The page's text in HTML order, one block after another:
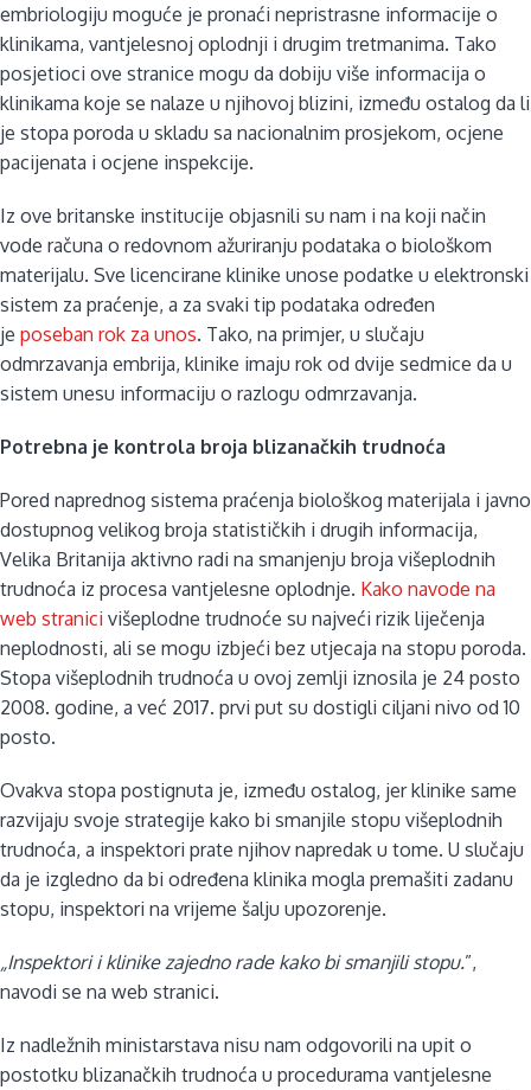
embriologiju moguće je pronaći nepristrasne informacije o
klinikama, vantjelesnoj oplodnji i drugim tretmanima. Tako
posjetioci ove stranice mogu da dobiju više informacija o
klinikama koje se nalaze u njihovoj blizini, između ostalog da li
je stopa poroda u skladu sa nacionalnim prosjekom, ocjene
pacijenata i ocjene inspekcije.
Iz ove britanske institucije objasnili su nam i na koji način
vode računa o redovnom ažuriranju podataka o biološkom
materijalu. Sve licencirane klinike unose podatke u elektronski
sistem za praćenje, a za svaki tip podataka određen
je poseban rok za unos. Tako, na primjer, u slučaju
odmrzavanja embrija, klinike imaju rok od dvije sedmice da u
sistem unesu informaciju o razlogu odmrzavanja.
Potrebna je kontrola broja blizanačkih trudnoća
Pored naprednog sistema praćenja biološkog materijala i javno
dostupnog velikog broja statističkih i drugih informacija,
Velika Britanija aktivno radi na smanjenju broja višeplodnih
trudnoća iz procesa vantjelesne oplodnje. Kako navode na
web stranici višeplodne trudnoće su najveći rizik liječenja
neplodnosti, ali se mogu izbjeći bez utjecaja na stopu poroda.
Stopa višeplodnih trudnoća u ovoj zemlji iznosila je 24 posto
2008. godine, a već 2017. prvi put su dostigli ciljani nivo od 10
posto.
Ovakva stopa postignuta je, između ostalog, jer klinike same
razvijaju svoje strategije kako bi smanjile stopu višeplodnih
trudnoća, a inspektori prate njihov napredak u tome. U slučaju
da je izgledno da bi određena klinika mogla premašiti zadanu
stopu, inspektori na vrijeme šalju upozorenje.
„Inspektori i klinike zajedno rade kako bi smanjili stopu.”,
navodi se na web stranici.
Iz nadležnih ministarstava nisu nam odgovorili na upit o
postotku blizanačkih trudnoća u procedurama vantjelesne